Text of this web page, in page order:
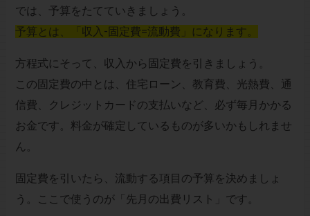
では、予算をたてていきましょう。
予算とは、「収入-固定費=流動費」になります。
方程式にそって、収入から固定費を引きましょう。
この固定費の中とは、住宅ローン、教育費、光熱費、通
信費、クレジットカードの支払いなど、必ず毎月かかる
お金です。料金が確定しているものが多いかもしれませ
ん。
固定費を引いたら、流動する項目の予算を決めましょ
う。ここで使うのが「先月の出費リスト」です。